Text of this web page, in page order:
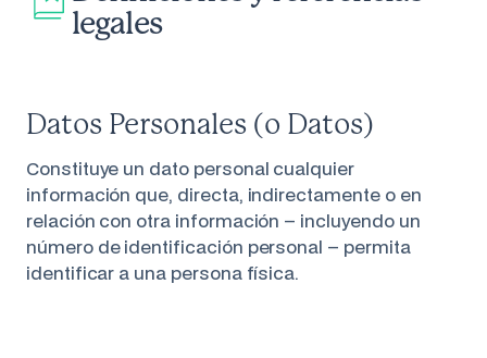
legales
Datos Personales (o Datos)
Constituye un dato personal cualquier
información que, directa, indirectamente o en
relación con otra información – incluyendo un
número de identificación personal – permita
identificar a una persona física.